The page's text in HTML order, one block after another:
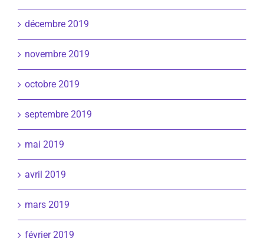
décembre 2019
novembre 2019
octobre 2019
septembre 2019
mai 2019
avril 2019
mars 2019
février 2019